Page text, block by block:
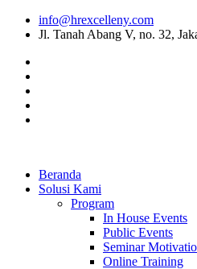
info@hrexcelleny.com
Jl. Tanah Abang V, no. 32,
Beranda
Solusi Kami
Program
In House Events
Public Events
Seminar
Online Training